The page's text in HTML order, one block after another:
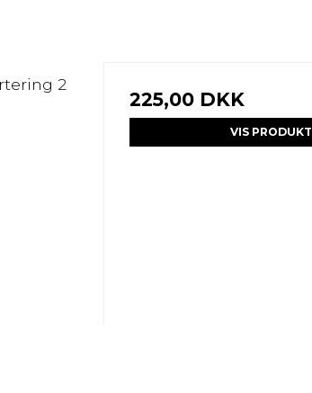
2
225,00 DKK
VIS PRODUKT